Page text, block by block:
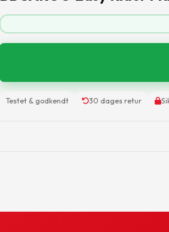
Testet & godkendt 30 dages retur